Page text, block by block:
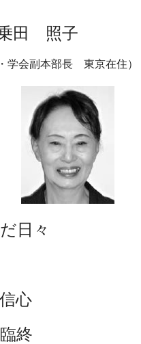
田 照子
東京在住）
日々
心
終